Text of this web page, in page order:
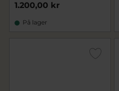
1.200,00 kr
På lager